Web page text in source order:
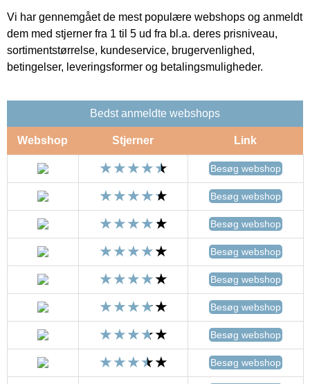
Vi har gennemgået de mest populære webshops og anmeldt
dem med stjerner fra 1 til 5 ud fra bl.a. deres prisniveau,
sortimentstørrelse, kundeservice, brugervenlighed,
betingelser, leveringsformer og betalingsmuligheder.
Bedst anmeldte webshops
Webshop Stjerner Link
Besøg webshop
Besøg webshop
Besøg webshop
Besøg webshop
Besøg webshop
Besøg webshop
Besøg webshop
Besøg webshop